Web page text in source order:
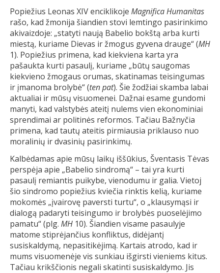
Popiežius Leonas XIV enciklikoje Magnifica Humanitas
rašo, kad žmonija šiandien stovi lemtingo pasirinkimo
akivaizdoje: „statyti naują Babelio bokštą arba kurti
miestą, kuriame Dievas ir žmogus gyvena drauge“ (MH
1). Popiežius primena, kad kiekviena karta yra
pašaukta kurti pasaulį, kuriame „būtų saugomas
kiekvieno žmogaus orumas, skatinamas teisingumas
ir įmanoma brolybė“ (ten pat). Šie žodžiai skamba labai
aktualiai ir mūsų visuomenei. Dažnai esame gundomi
manyti, kad valstybės ateitį nulems vien ekonominiai
sprendimai ar politinės reformos. Tačiau Bažnyčia
primena, kad tautų ateitis pirmiausia priklauso nuo
moralinių ir dvasinių pasirinkimų.
Kalbėdamas apie mūsų laikų iššūkius, Šventasis Tėvas
perspėja apie „Babelio sindromą“ – tai yra kurti
pasaulį remiantis puikybe, vienodumu ir galia. Vietoj
šio sindromo popiežius kviečia rinktis kelią, kuriame
mokomės „įvairovę paversti turtu“, o „klausymąsi ir
dialogą padaryti teisingumo ir brolybės puoselėjimo
pamatu“ (plg. MH 10). Šiandien visame pasaulyje
matome stiprėjančius konfliktus, didėjantį
susiskaldymą, nepasitikėjimą. Kartais atrodo, kad ir
mums visuomenėje vis sunkiau išgirsti vieniems kitus.
Tačiau krikščionis negali skatinti susiskaldymo. Jis